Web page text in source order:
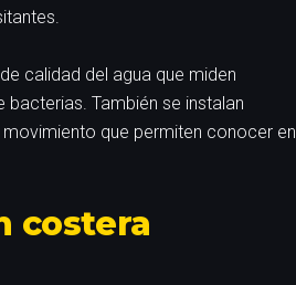
calidad del agua que miden
También se instalan
que permiten conocer en
costera